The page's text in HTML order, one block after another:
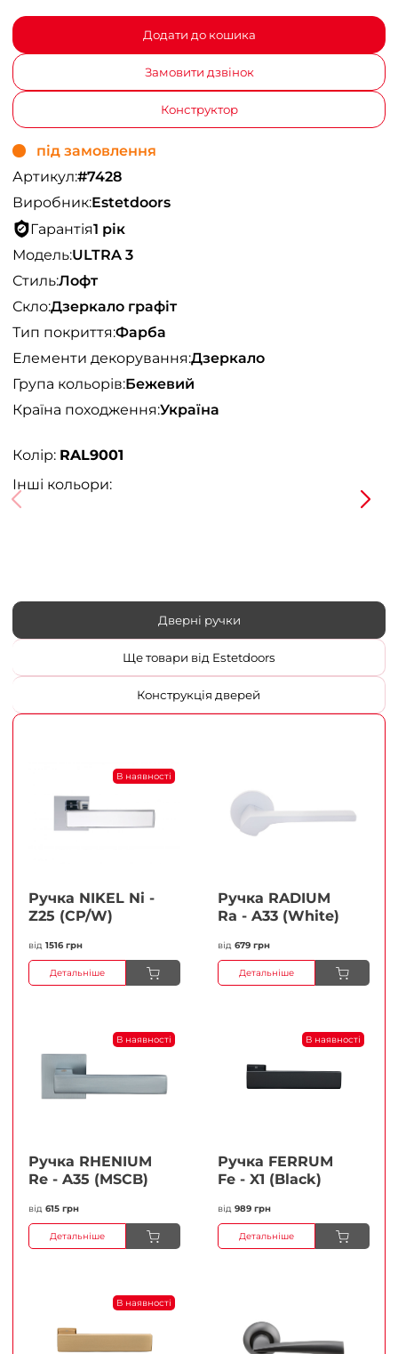
Додати до кошика
Замовити дзвінок
Конструктор
під замовлення
Артикул:#7428
Виробник:Estetdoors
Гарантія1 рік
Модель:ULTRA 3
Стиль:Лофт
Скло:Дзеркало графіт
Тип покриття:Фарба
Елементи декорування:Дзеркало
Група кольорів:Бежевий
Країна походження:Україна
Колір: RAL9001
Інші кольори:
Дверні ручки
Ще товари від Estetdoors
Конструкція дверей
В наявності
Ручка NIKEL Ni -
Z25 (CP/W)
від 1516 грн
Детальніше
Ручка RADIUM
Ra - A33 (White)
від 679 грн
Детальніше
В наявності
Ручка RHENIUM
Re - A35 (MSCB)
від 615 грн
Детальніше
В наявності
Ручка FERRUМ
Fe - X1 (Black)
від 989 грн
Детальніше
В наявності